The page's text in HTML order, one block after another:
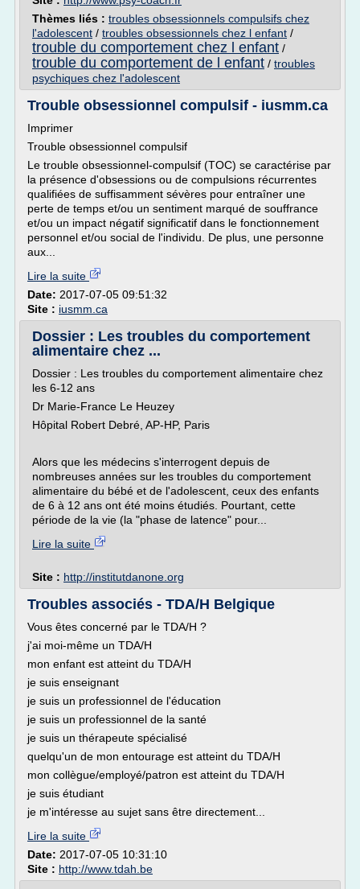
Thèmes liés : troubles obsessionnels compulsifs chez
l'adolescent / troubles obsessionnels chez l enfant /
trouble du comportement chez l enfant /
trouble du comportement de l enfant / troubles
psychiques chez l'adolescent
Trouble obsessionnel compulsif - iusmm.ca
Imprimer
Trouble obsessionnel compulsif
Le trouble obsessionnel-compulsif (TOC) se caractérise par
la présence d'obsessions ou de compulsions récurrentes
qualifiées de suffisamment sévères pour entraîner une
perte de temps et/ou un sentiment marqué de souffrance
et/ou un impact négatif significatif dans le fonctionnement
personnel et/ou social de l'individu. De plus, une personne
aux...
Lire la suite
Date: 2017-07-05 09:51:32
Site : iusmm.ca
Dossier : Les troubles du comportement
alimentaire chez ...
Dossier : Les troubles du comportement alimentaire chez
les 6-12 ans
Dr Marie-France Le Heuzey
Hôpital Robert Debré, AP-HP, Paris
Alors que les médecins s'interrogent depuis de
nombreuses années sur les troubles du comportement
alimentaire du bébé et de l'adolescent, ceux des enfants
de 6 à 12 ans ont été moins étudiés. Pourtant, cette
période de la vie (la "phase de latence" pour...
Lire la suite
Site : http://institutdanone.org
Troubles associés - TDA/H Belgique
Vous êtes concerné par le TDA/H ?
j'ai moi-même un TDA/H
mon enfant est atteint du TDA/H
je suis enseignant
je suis un professionnel de l'éducation
je suis un professionnel de la santé
je suis un thérapeute spécialisé
quelqu'un de mon entourage est atteint du TDA/H
mon collègue/employé/patron est atteint du TDA/H
je suis étudiant
je m'intéresse au sujet sans être directement...
Lire la suite
Date: 2017-07-05 10:31:10
Site : http://www.tdah.be